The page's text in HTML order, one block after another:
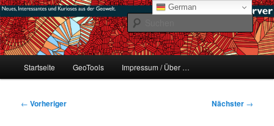
Zum
primären
Inhalt
springen#geoObserver
mikeE's GeoBlog
Startseite GeoTools Impressum / Über …
Beitragsnavigation
← Vorheriger Nächster →
German